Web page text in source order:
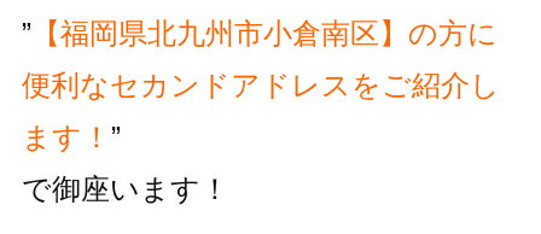
”【福岡県北九州市小倉南区】の方に
便利なセカンドアドレスをご紹介し
ます！ ”
で御座います！